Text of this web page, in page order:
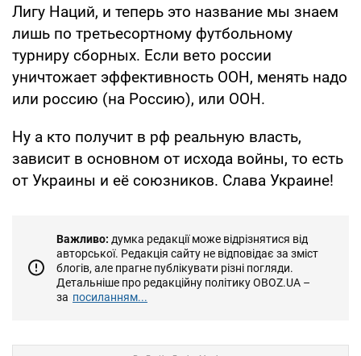
Лигу Наций, и теперь это название мы знаем
лишь по третьесортному футбольному
турниру сборных. Если вето россии
уничтожает эффективность ООН, менять надо
или россию (на Россию), или ООН.
Ну а кто получит в рф реальную власть,
зависит в основном от исхода войны, то есть
от Украины и её союзников. Слава Украине!
Важливо: думка редакції може відрізнятися від
авторської. Редакція сайту не відповідає за зміст
блогів, але прагне публікувати різні погляди.
Детальніше про редакційну політику OBOZ.UA –
за посиланням...